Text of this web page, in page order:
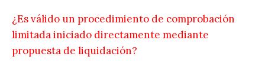
¿Es válido un procedimiento de comprobación
limitada iniciado directamente mediante
propuesta de liquidación?